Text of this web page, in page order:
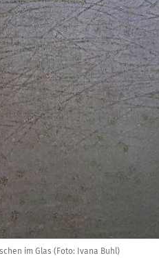
im Glas (Foto: Ivana Buhl)